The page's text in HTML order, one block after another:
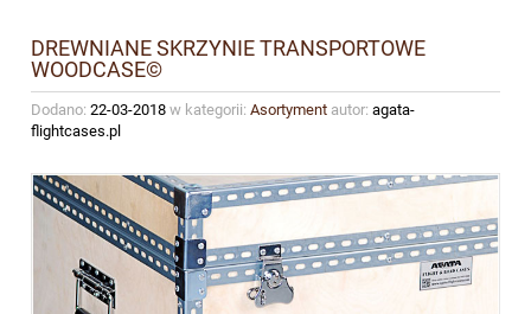
DREWNIANE SKRZYNIE TRANSPORTOWE
WOODCASE©
Dodano: 22-03-2018 w kategorii: Asortyment autor: agata-
flightcases.pl